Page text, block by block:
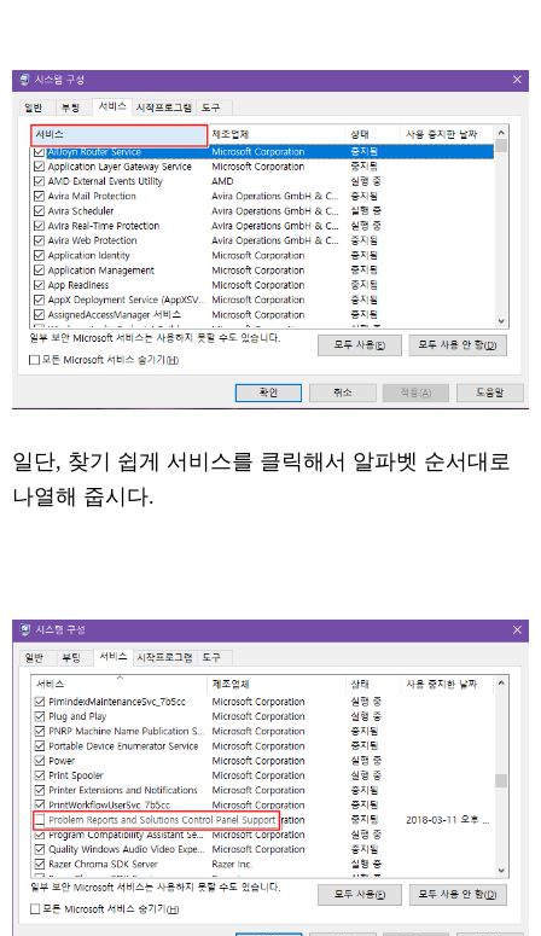
일단, 찾기 쉽게 서비스를 클릭해서 알파벳 순서대로
나열해 줍시다.